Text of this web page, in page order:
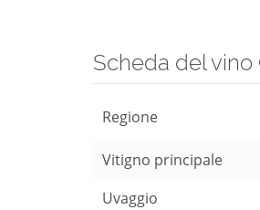
Scheda del vino
Regione
Vitigno principale
Uvaggio